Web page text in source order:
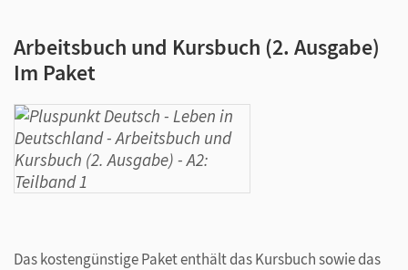
Arbeitsbuch und Kursbuch (2. Ausgabe)
Im Paket
Das kostengünstige Paket enthält das Kursbuch sowie das